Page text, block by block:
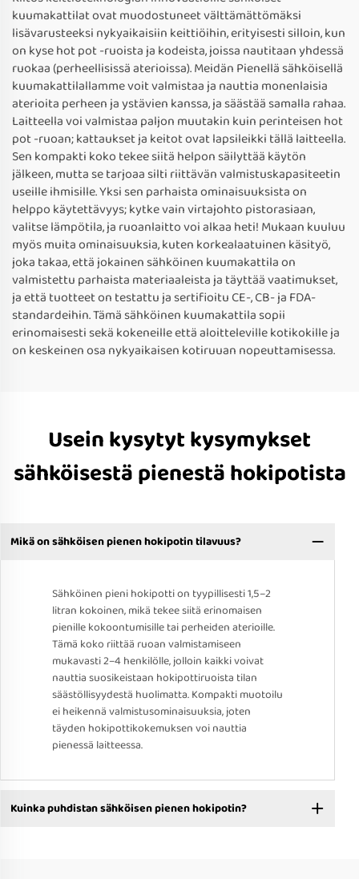
kuumakattilat ovat muodostuneet välttämättömäksi
lisävarusteeksi nykyaikaisiin keittiöihin, erityisesti silloin, kun
on kyse hot pot -ruoista ja kodeista, joissa nautitaan yhdessä
ruokaa (perheellisissä aterioissa). Meidän Pienellä sähköisellä
kuumakattilallamme voit valmistaa ja nauttia monenlaisia
aterioita perheen ja ystävien kanssa, ja säästää samalla rahaa.
Laitteella voi valmistaa paljon muutakin kuin perinteisen hot
pot -ruoan; kattaukset ja keitot ovat lapsileikki tällä laitteella.
Sen kompakti koko tekee siitä helpon säilyttää käytön
jälkeen, mutta se tarjoaa silti riittävän valmistuskapasiteetin
useille ihmisille. Yksi sen parhaista ominaisuuksista on
helppo käytettävyys; kytke vain virtajohto pistorasiaan,
valitse lämpötila, ja ruoanlaitto voi alkaa heti! Mukaan kuuluu
myös muita ominaisuuksia, kuten korkealaatuinen käsityö,
joka takaa, että jokainen sähköinen kuumakattila on
valmistettu parhaista materiaaleista ja täyttää vaatimukset,
ja että tuotteet on testattu ja sertifioitu CE-, CB- ja FDA-
standardeihin. Tämä sähköinen kuumakattila sopii
erinomaisesti sekä kokeneille että aloitteleville kotikokille ja
on keskeinen osa nykyaikaisen kotiruuan nopeuttamisessa.
Usein kysytyt kysymykset
sähköisestä pienestä hokipotista
Mikä on sähköisen pienen hokipotin tilavuus?
Sähköinen pieni hokipotti on tyypillisesti 1,5–2
litran kokoinen, mikä tekee siitä erinomaisen
pienille kokoontumisille tai perheiden aterioille.
Tämä koko riittää ruoan valmistamiseen
mukavasti 2–4 henkilölle, jolloin kaikki voivat
nauttia suosikeistaan hokipottiruoista tilan
säästöllisyydestä huolimatta. Kompakti muotoilu
ei heikennä valmistusominaisuuksia, joten
täyden hokipottikokemuksen voi nauttia
pienessä laitteessa.
Kuinka puhdistan sähköisen pienen hokipotin?